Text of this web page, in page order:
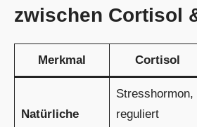
zwischen Cortisol
Merkmal Cortisol
Natürliche
Stresshormon,
reguliert